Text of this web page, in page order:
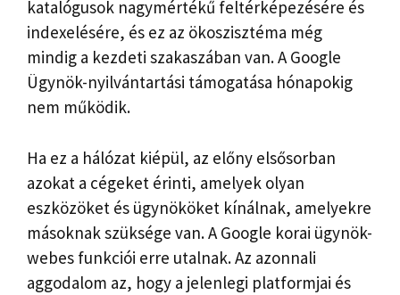
katalógusok nagymértékű feltérképezésére és
indexelésére, és ez az ökoszisztéma még
mindig a kezdeti szakaszában van. A Google
Ügynök-nyilvántartási támogatása hónapokig
nem működik.
Ha ez a hálózat kiépül, az előny elsősorban
azokat a cégeket érinti, amelyek olyan
eszközöket és ügynököket kínálnak, amelyekre
másoknak szüksége van. A Google korai ügynök-
webes funkciói erre utalnak. Az azonnali
aggodalom az, hogy a jelenlegi platformjai és